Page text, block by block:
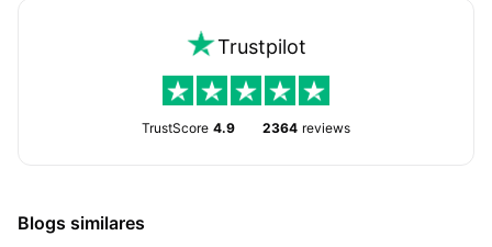
Trustpilot
TrustScore 4.9 2364 reviews
Blogs similares